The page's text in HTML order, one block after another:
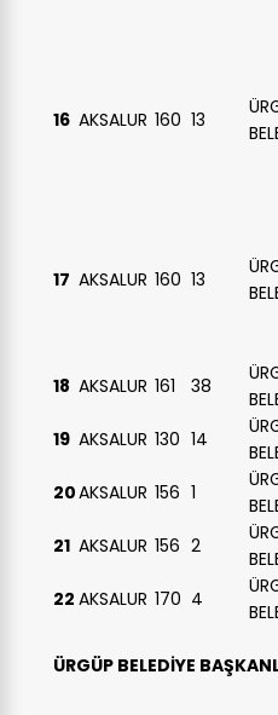
16 AKSALUR 160 13
17 AKSALUR 160 13
18 AKSALUR 161 38
19 AKSALUR 130 14
20AKSALUR 156 1
21 AKSALUR 156 2
22 AKSALUR 170 4
ÜRGÜP BELEDİYE